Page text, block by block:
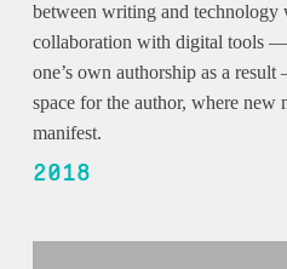
between writing and
collaboration with digital tools
one’s own authorship as a
space for the author, where new
manifest.
2018